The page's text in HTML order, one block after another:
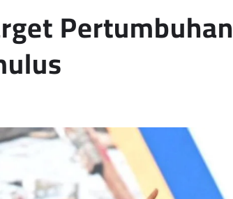
Pertumbuhan